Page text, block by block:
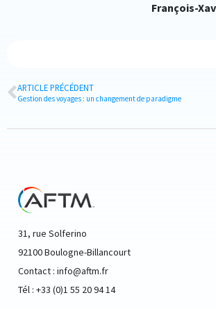
François-
ARTICLE PRÉCÉDENT
Gestion des voyages : un changement de paradigme
31, rue Solferino
92100 Boulogne-Billancourt
Contact : info@aftm.fr
Tél : +33 (0)1 55 20 94 14